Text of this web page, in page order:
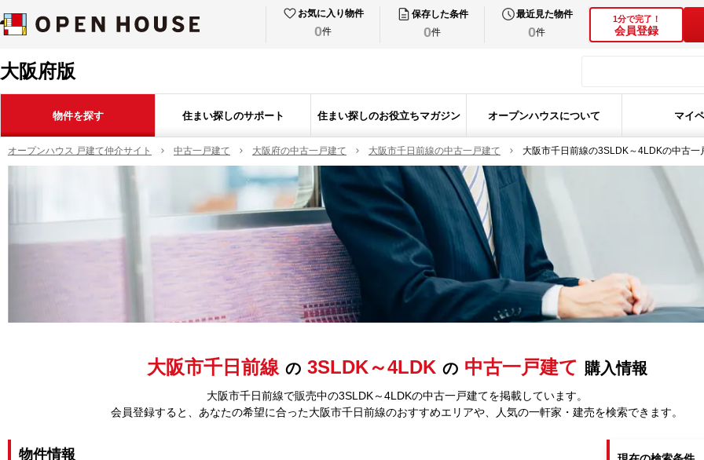
お気に入り物件
0件
保存した条件
0件
最近見た物件
0件
1分で完了！
会員登録
大阪府版
物件を探す 住まい探しのサポート 住まい探しのお役立ちマガジン オープンハウスについて マイ
オープンハウス 戸建て仲介サイト 中古一戸建て 大阪府の中古一戸建て 大阪市千日前線の中古一戸建て 大阪市千日前線の3SLDK～4LDKの中古一
大阪市千日前線 の 3SLDK～4LDK の 中古一戸建て 購入情報
大阪市千日前線で販売中の3SLDK～4LDKの中古一戸建てを掲載しています。
会員登録すると、あなたの希望に合った大阪市千日前線のおすすめエリアや、人気の一軒家・建売を検索できます。
物件情報